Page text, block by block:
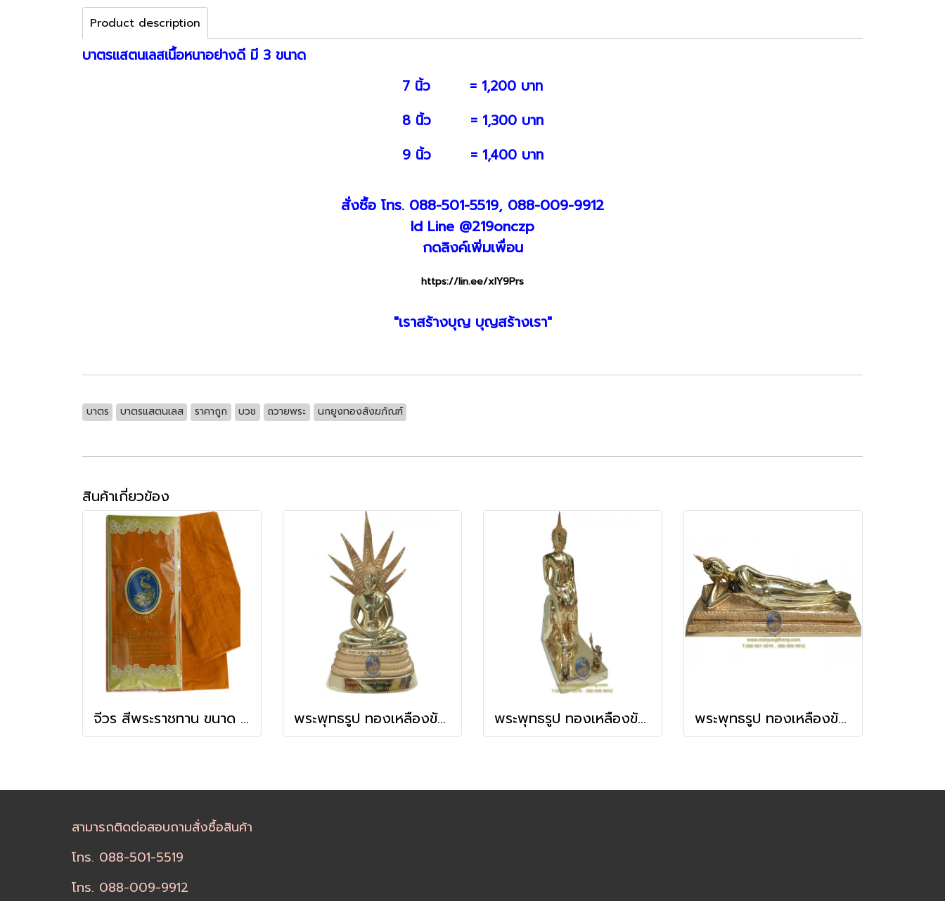
Product description
บาตรแสตนเลสเนื้อหนาอย่างดี มี 3 ขนาด
7 นิ้ว = 1,200 บาท
8 นิ้ว = 1,300 บาท
9 นิ้ว = 1,400 บาท
สั่งซื้อ โทร. 088-501-5519, 088-009-9912
Id Line @219onczp
กดลิงค์เพิ่มเพื่อน
https://lin.ee/xIY9Prs
"เราสร้างบุญ บุญสร้างเรา"
บาตร บาตรแสตนเลส ราคาถูก บวช ถวายพระ นกยูงทองสังฆภัณฑ์
สินค้าเกี่ยวข้อง
จีวร สีพระราชทาน ขนาด 1.80-2.00 ม. พระพุทธรูป ทองเหลืองขัดเงา 3-9 นิ้ว วันเสาร์(ปางนาคปรก) พระพุทธรูป ทองเหลืองขัดเงา 3-9 นิ้ว วันพุธกลางคืน(ปางป่าเลไลย์) พระพุทธรูป ทองเหลืองขัดเงา 3-9 นิ้ว วันอังคาร(ปางไสยาสน์)
สามารถติดต่อสอบถามสั่งซื้อสินค้า
โทร. 088-501-5519
โทร. 088-009-9912